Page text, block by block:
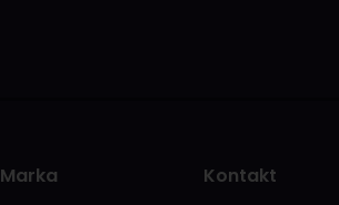
Marka
Kontakt